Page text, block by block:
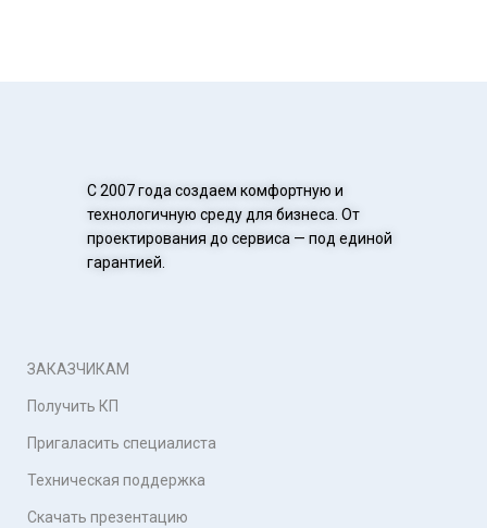
С 2007 года создаем комфортную и
технологичную среду для бизнеса. От
проектирования до сервиса — под единой
гарантией.
ЗАКАЗЧИКАМ
Получить КП
Пригаласить специалиста
Техническая поддержка
Скачать презентацию